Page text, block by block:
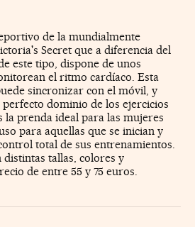
de la mundialmente
Secret que a diferencia del
este tipo, dispone de unos
el ritmo cardíaco. Esta
sincronizar con el móvil, y
dominio de los ejercicios
la prenda ideal para las mujeres
para aquellas que se inician y
total de sus entrenamientos.
distintas tallas, colores y
de entre 55 y 75 euros.